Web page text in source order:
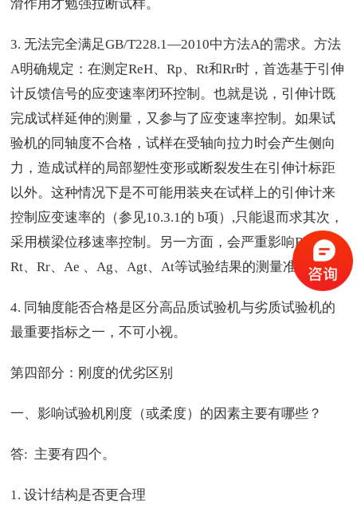
滑作用才勉强拉断试样。
3. 无法完全满足GB/T228.1—2010中方法A的需求。方法
A明确规定：在测定ReH、Rp、Rt和Rr时，首选基于引伸
计反馈信号的应变速率闭环控制。也就是说，引伸计既
完成试样延伸的测量，又参与了应变速率控制。如果试
验机的同轴度不合格，试样在受轴向拉力时会产生侧向
力，造成试样的局部塑性变形或断裂发生在引伸计标距
以外。这种情况下是不可能用装夹在试样上的引伸计来
控制应变速率的（参见10.3.1的 b项）,只能退而求其次，
采用横梁位移速率控制。另一方面，会严重影响Rp、
Rt、Rr、Ae 、Ag、Agt、At等试验结果的测量准确性。
4. 同轴度能否合格是区分高品质试验机与劣质试验机的
最重要指标之一，不可小视。
第四部分：刚度的优劣区别
一、影响试验机刚度（或柔度）的因素主要有哪些？
答: 主要有四个。
1. 设计结构是否更合理